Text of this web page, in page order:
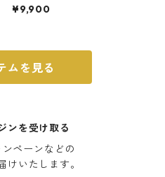
m ガス火・IH対応 鉄フライパン
¥9,900
ムを見る
ンを受け取る
ペーンなどの
けいたします。